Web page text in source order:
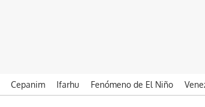
Cepanim Ifarhu Fenómeno de El Niño